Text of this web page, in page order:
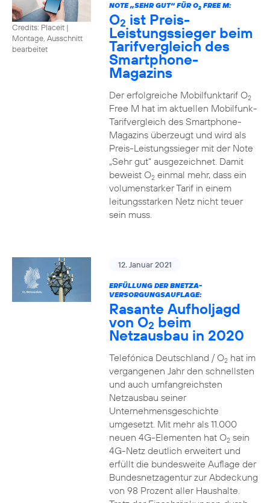
Credits: Placeit |
Montage, Ausschnitt
bearbeitet
NOTE „SEHR GUT“ FÜR O2FREE M:
O2 ist Preis-
Leistungssieger beim
Tarifvergleich des
Smartphone-
Magazins
Der erfolgreiche Mobilfunktarif O2
Free M hat im aktuellen Mobilfunk-
Tarifvergleich des Smartphone-
Magazins überzeugt und wird als
Preis-Leistungssieger mit der Note
„Sehr gut“ ausgezeichnet. Damit
beweist O2einmal mehr, dass ein
volumenstarker Tarif in einem
leitungsstarken Netz nicht teuer
sein muss.
12. Januar 2021
ERFÜLLUNG DER BNETZA-
VERSORGUNGSAUFLAGE:
Rasante Aufholjagd
von O2 beim
Netzausbau in 2020
Telefónica Deutschland / O2hat im
vergangenen Jahr den schnellsten
und auch umfangreichsten
Netzausbau seiner
Unternehmensgeschichte
umgesetzt. Mit mehr als 11.000
neuen 4G-Elementen hat O2sein
4G-Netz deutlich erweitert und
erfüllt die bundesweite Auflage der
Bundesnetzagentur zur Abdeckung
von 98 Prozent aller Haushalte.